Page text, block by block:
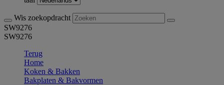
Wis zoekopdracht
SW9276
SW9276
Terug
Home
Koken & Bakken
Bakplaten & Bakvormen